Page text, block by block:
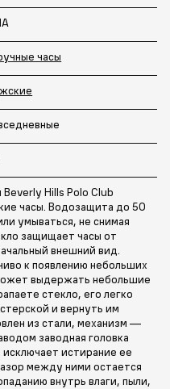
часы
Hills Polo Club
часы. Водозащита до 50
умываться, не снимая
защищает часы от
внешний вид.
к появлению небольших
выдержать небольшие
стекло, его легко
и вернуть им
из стали, механизм —
заводная головка
истирание ее
между ними остается
внутрь влаги, пыли,